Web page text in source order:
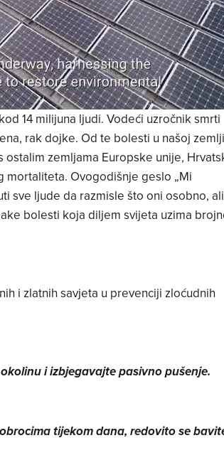
14 milijuna ljudi. Vodeći uzročnik smrti
rak dojke. Od te bolesti u našoj zemlji
zemljama Europske unije,
mortaliteta. Ovogodišnje geslo „Mi
sve ljude da razmisle što oni osobno,
bolesti koja diljem svijeta uzima
i zlatnih savjeta u prevenciji zloćudnih
i izbjegavajte pasivno pušenje.
tijekom dana, redovito se